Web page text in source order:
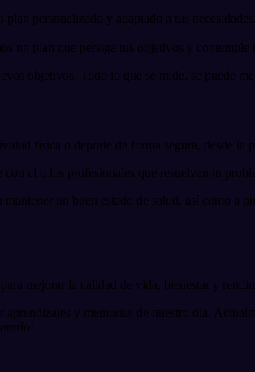
personalizado y adaptado a tus necesidades.
un plan que persiga tus objetivos y contemple
objetivos. Todo lo que se mide, se puede
física o deporte de forma segura, desde la
el o los profesionales que resuelvan tu
un buen estado de salud, así como a
mejorar la calidad de vida, bienestar y
y memorias de nuestro día.